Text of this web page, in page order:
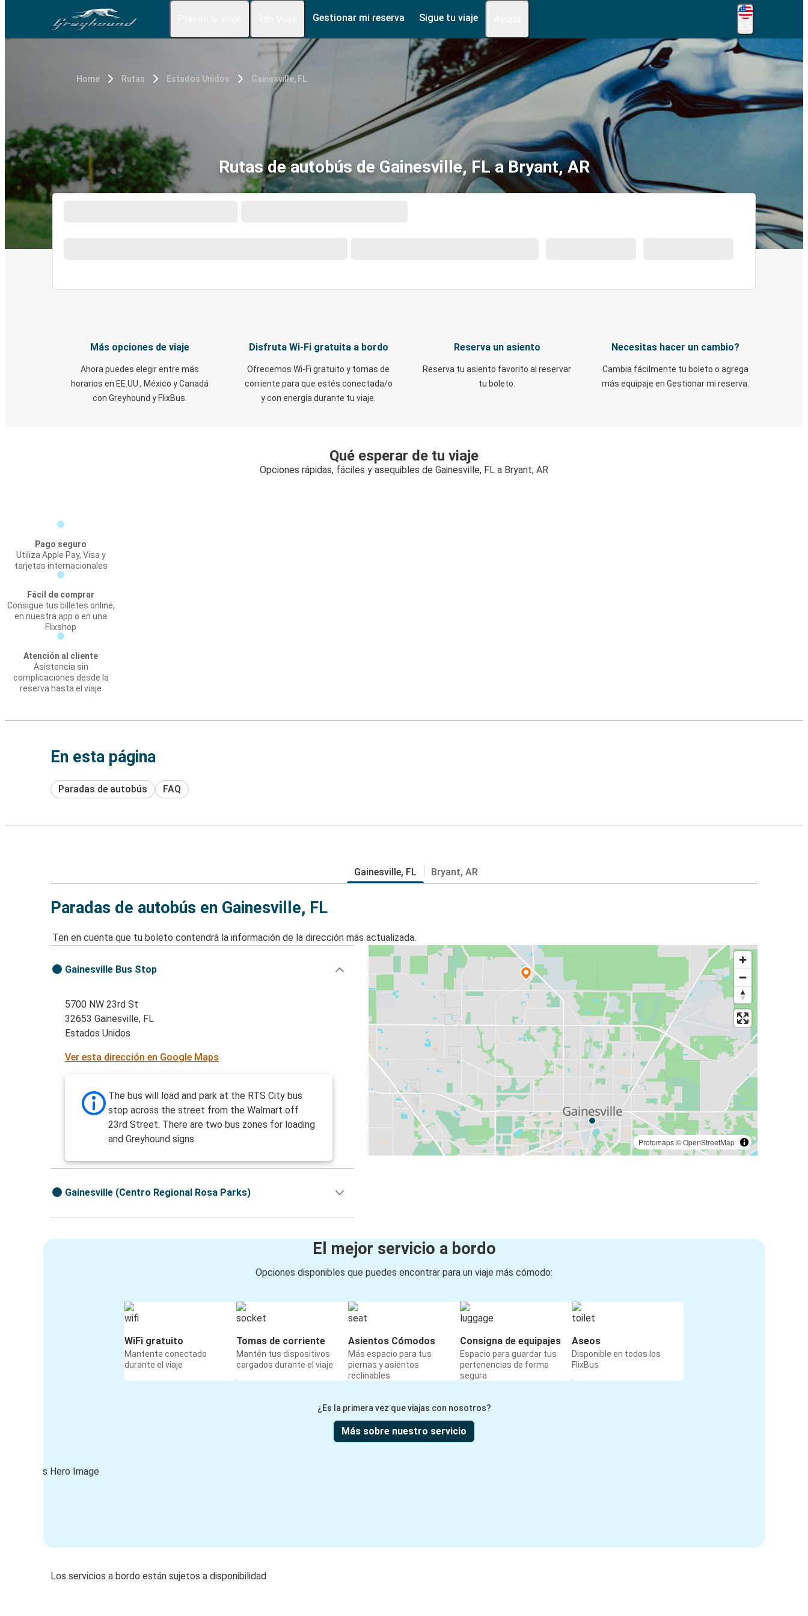
Gestionar mi reserva Sigue tu viaje
Home Rutas Estados Unidos Gainesville, FL
Rutas de autobús de Gainesville, FL a Bryant, AR
Más opciones de viaje
Ahora puedes elegir entre más
horarios en EE.UU., México y Canadá
con Greyhound y FlixBus.
Disfruta Wi-Fi gratuita a bordo
Ofrecemos Wi-Fi gratuito y tomas de
corriente para que estés conectada/o
y con energía durante tu viaje.
Reserva un asiento
Reserva tu asiento favorito al reservar
tu boleto.
Necesitas hacer un cambio?
Cambia fácilmente tu boleto o agrega
más equipaje en Gestionar mi reserva.
Qué esperar de tu viaje
Opciones rápidas, fáciles y asequibles de Gainesville, FL a Bryant, AR
Pago seguro
Utiliza Apple Pay, Visa y
tarjetas internacionales
Fácil de comprar
Consigue tus billetes online,
en nuestra app o en una
Flixshop
Atención al cliente
Asistencia sin
complicaciones desde la
reserva hasta el viaje
En esta página
Paradas de autobús FAQ
Gainesville, FL Bryant, AR
Paradas de autobús en Gainesville, FL
Ten en cuenta que tu boleto contendrá la información de la dirección más actualizada.
Protomaps©OpenStreetMap
Gainesville Bus Stop
5700 NW 23rd St
32653 Gainesville, FL
Estados Unidos
Ver esta dirección en Google Maps
The bus will load and park at the RTS City bus
stop across the street from the Walmart off
23rd Street. There are two bus zones for loading
and Greyhound signs.
Gainesville (Centro Regional Rosa Parks)
El mejor servicio a bordo
Opciones disponibles que puedes encontrar para un viaje más cómodo:
WiFi gratuito
Mantente conectado
durante el viaje
Tomas de corriente
Mantén tus dispositivos
cargados durante el viaje
Asientos Cómodos
Más espacio para tus
piernas y asientos
reclinables
Consigna de equipajes
Espacio para guardar tus
pertenencias de forma
segura
Aseos
Disponible en todos los
FlixBus
¿Es la primera vez que viajas con nosotros?
Más sobre nuestro servicio
Los servicios a bordo están sujetos a disponibilidad